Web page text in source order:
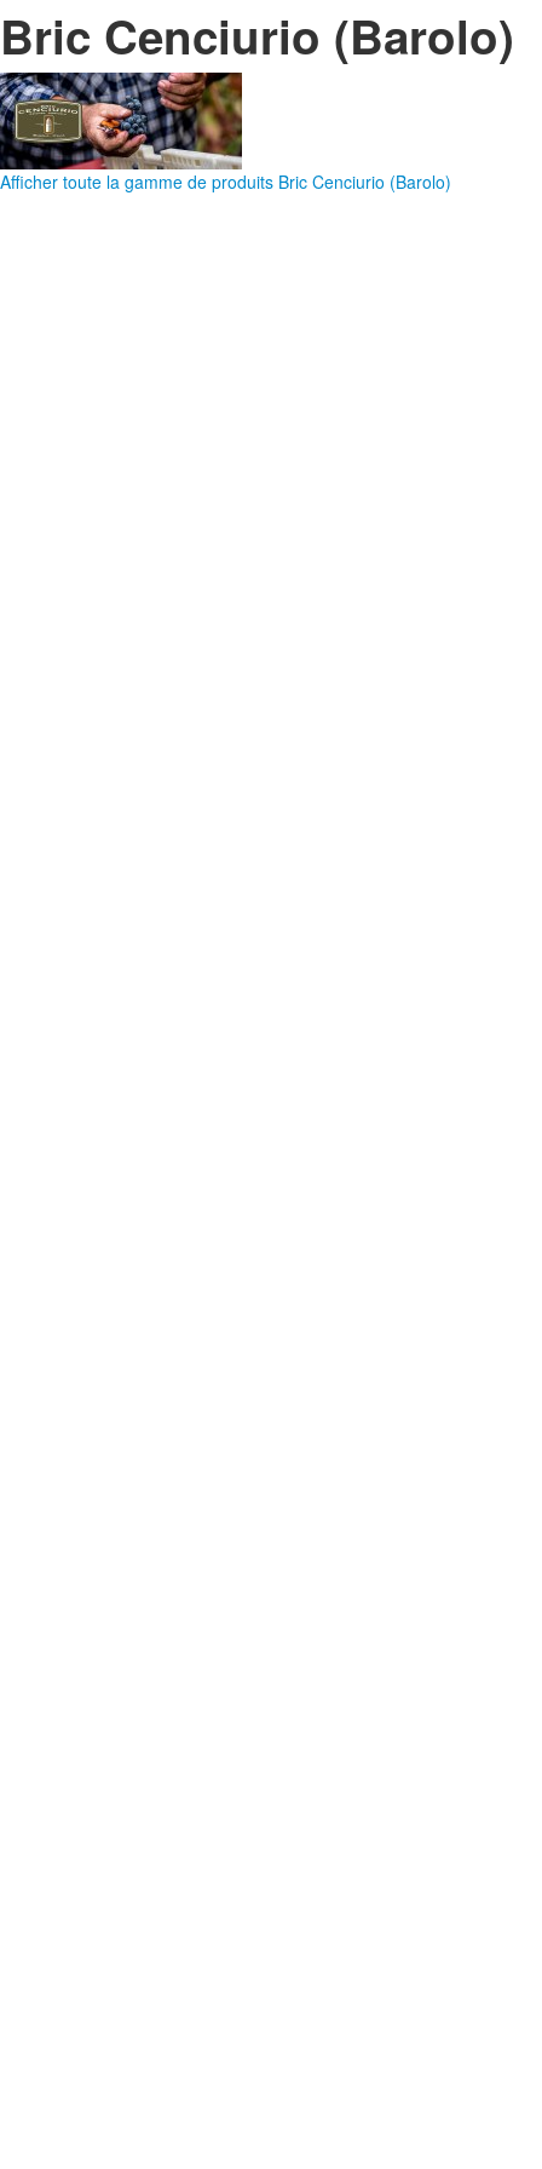
Bric Cenciurio (Barolo)
Afficher toute la gamme de produits Bric Cenciurio (Barolo)